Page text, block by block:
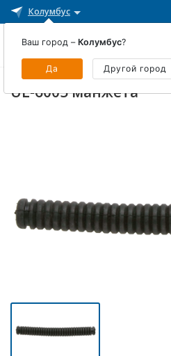
Колумбус
ИНТЕРНЕТ-МАГАЗИН
UL-6005 манжета
Ваш город – Колумбус?
Да Другой город